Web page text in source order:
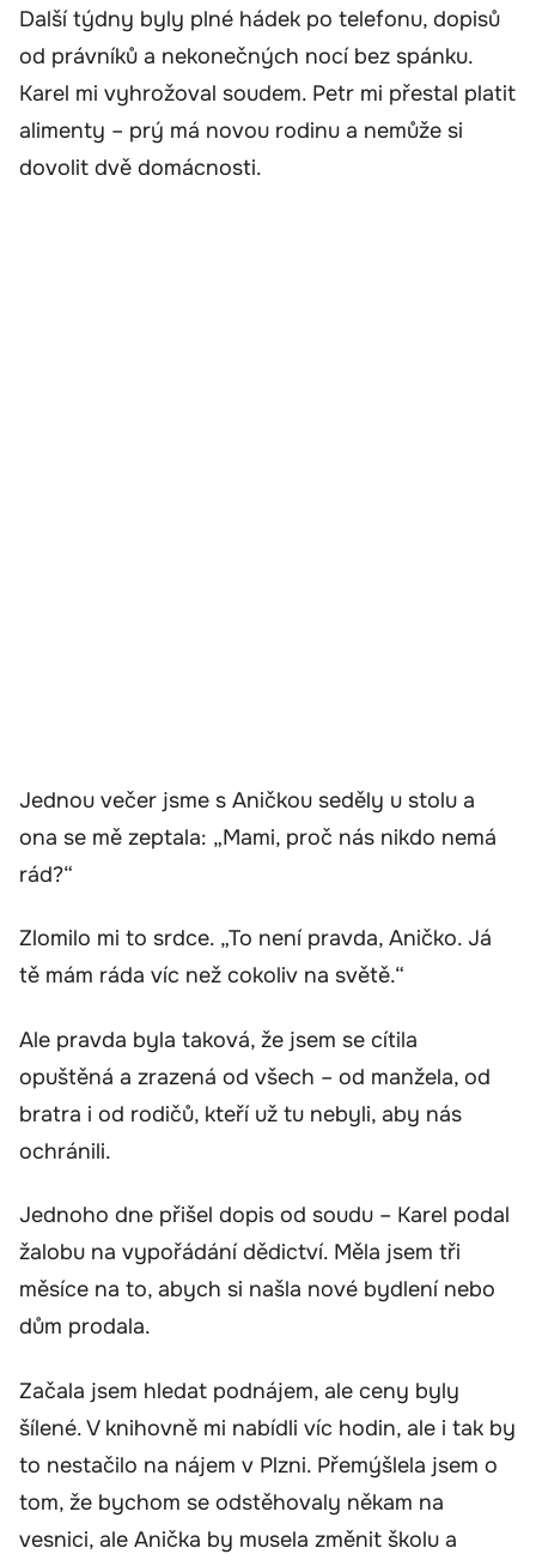
Další týdny byly plné hádek po telefonu, dopisů
od právníků a nekonečných nocí bez spánku.
Karel mi vyhrožoval soudem. Petr mi přestal platit
alimenty – prý má novou rodinu a nemůže si
dovolit dvě domácnosti.
Jednou večer jsme s Aničkou seděly u stolu a
ona se mě zeptala: „Mami, proč nás nikdo nemá
rád?“
Zlomilo mi to srdce. „To není pravda, Aničko. Já
tě mám ráda víc než cokoliv na světě.“
Ale pravda byla taková, že jsem se cítila
opuštěná a zrazená od všech – od manžela, od
bratra i od rodičů, kteří už tu nebyli, aby nás
ochránili.
Jednoho dne přišel dopis od soudu – Karel podal
žalobu na vypořádání dědictví. Měla jsem tři
měsíce na to, abych si našla nové bydlení nebo
dům prodala.
Začala jsem hledat podnájem, ale ceny byly
šílené. V knihovně mi nabídli víc hodin, ale i tak by
to nestačilo na nájem v Plzni. Přemýšlela jsem o
tom, že bychom se odstěhovaly někam na
vesnici, ale Anička by musela změnit školu a